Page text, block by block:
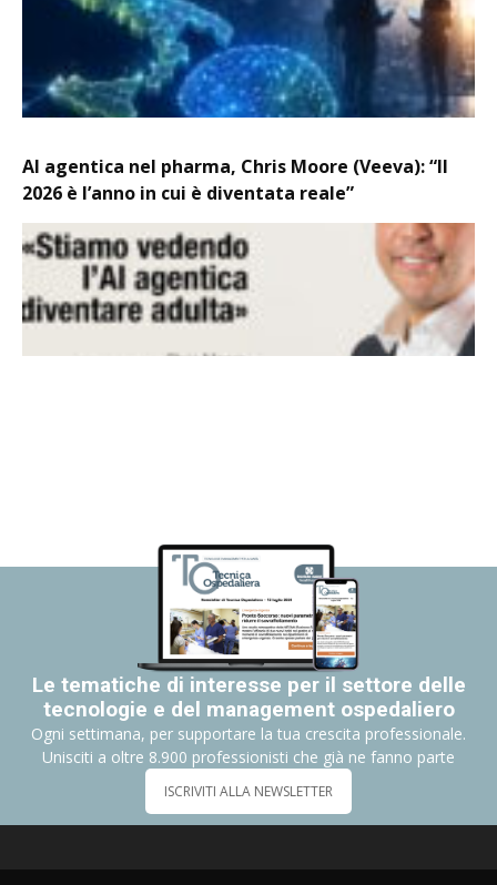
AI agentica nel pharma, Chris Moore (Veeva): “Il
2026 è l’anno in cui è diventata reale”
Le tematiche di interesse per il settore delle
tecnologie e del management ospedaliero
Ogni settimana, per supportare la tua crescita professionale.
Unisciti a oltre 8.900 professionisti che già ne fanno parte
ISCRIVITI ALLA NEWSLETTER